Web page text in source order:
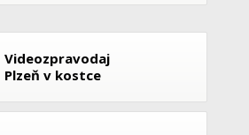
Videozpravodaj
Plzeň v kostce